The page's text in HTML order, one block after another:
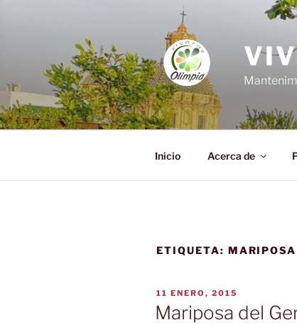
Inicio Acerca de
ETIQUETA: MARIPOSA
PUBLICADO
EL
11 ENERO, 2015
Mariposa del